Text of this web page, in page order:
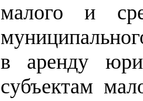
малого и
в аренду
субъектам